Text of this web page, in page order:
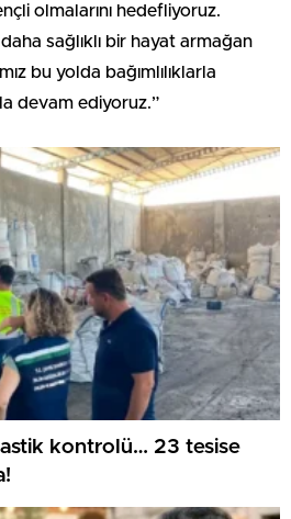
olmalarını hedefliyoruz.
sağlıklı bir hayat armağan
bu yolda bağımlılıklarla
devam ediyoruz.”
kontrolü… 23 tesise